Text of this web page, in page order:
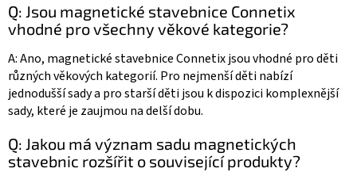
Q: Jsou magnetické stavebnice Connetix
vhodné pro všechny věkové kategorie?
A: Ano, magnetické stavebnice Connetix jsou vhodné pro děti
různých věkových kategorií. Pro nejmenší děti nabízí
jednodušší sady a pro starší děti jsou k dispozici komplexnější
sady, které je zaujmou na delší dobu.
Q: Jakou má význam sadu magnetických
stavebnic rozšířit o související produkty?